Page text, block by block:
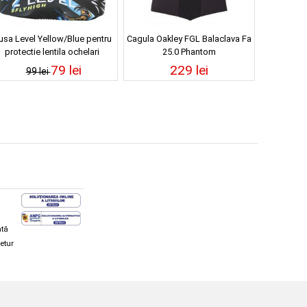
Level Yellow/Blue pentru
protectie lentila ochelari
99 lei79 lei
Cagula Oakley FGL Balaclava Fa
25.0 Phantom
229 lei